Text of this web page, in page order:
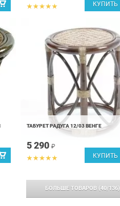
ТАБУРЕТ РАДУГА 12/03 ВЕНГЕ
5 290 ₽
БОЛЬШЕ ТОВАРОВ(40/136)